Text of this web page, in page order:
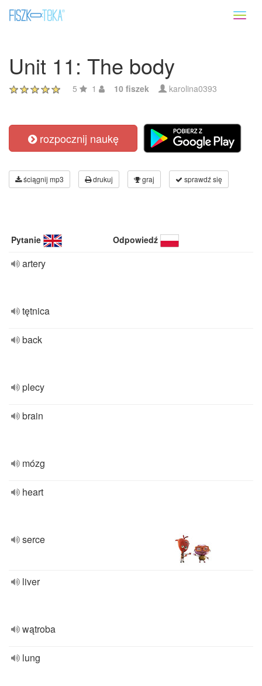
Unit 11: The body
5 1 10 fiszek karolina0393
rozpocznij naukę
ściągnij mp3 drukuj graj sprawdź się
Pytanie Odpowiedź
artery
tętnica
back
plecy
brain
mózg
heart
serce
liver
wątroba
lung